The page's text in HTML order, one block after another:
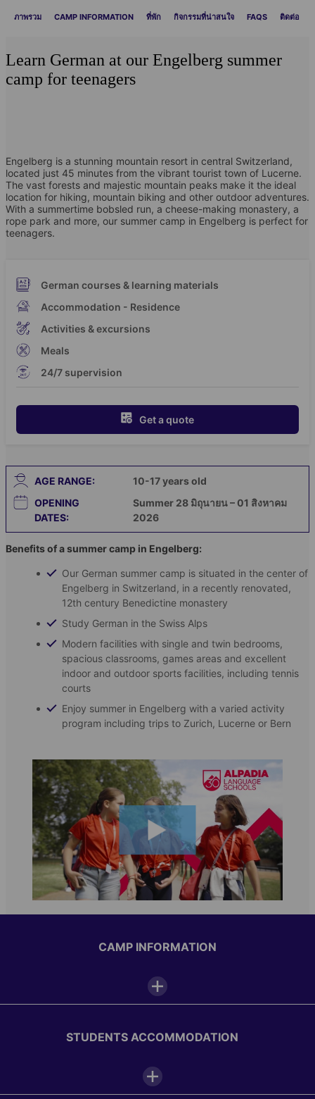
ภาพรวม CAMP INFORMATION ที่พัก กิจกรรมที่น่าสนใจ FAQS ติดต่อ
Learn German at our Engelberg summer
camp for teenagers
Engelberg is a stunning mountain resort in central Switzerland,
located just 45 minutes from the vibrant tourist town of Lucerne.
The vast forests and majestic mountain peaks make it the ideal
location for hiking, mountain biking and other outdoor adventures.
With a summertime bobsled run, a cheese-making monastery, a
rope park and more, our summer camp in Engelberg is perfect for
teenagers.
AGE RANGE: 10-17years old
OPENING
DATES:
Summer 28 มิถุนายน – 01 สิงหาคม
2026
Benefits of a summer camp in Engelberg:
Our German summer camp is situated in the center of
Engelberg in Switzerland, in a recently renovated,
12th century Benedictine monastery
Study German in the Swiss Alps
Modern facilities with single and twin bedrooms,
spacious classrooms, games areas and excellent
indoor and outdoor sports facilities, including tennis
courts
Enjoy summer in Engelberg with a varied activity
program including trips to Zurich, Lucerne or Bern
German courses & learning materials
Accommodation - Residence
Activities & excursions
Meals
24/7 supervision
Get a quote
CAMP INFORMATION
STUDENTS ACCOMMODATION